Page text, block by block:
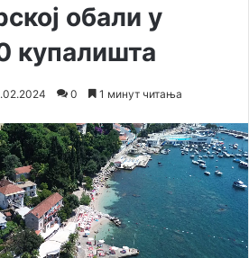
обали у
купалишта
0 1 минут читања